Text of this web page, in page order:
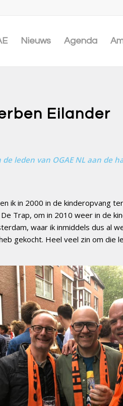
Nieuws Agenda
Eilander
leden van OGAE NL aan de
ik in 2000 in de kinderopvang
Trap, om in 2010 weer in de
waar ik inmiddels dus al
gekocht. Heel veel zin om die